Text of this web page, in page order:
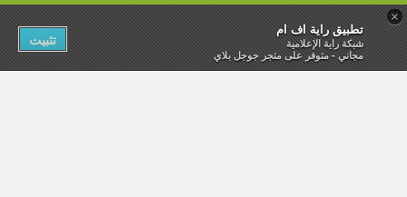
×
تطبيق راية اف ام
شبكة راية الإعلامية
مجاني - متوفر على متجر جوجل بلاي
تثبيت